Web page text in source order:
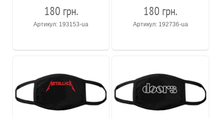
180 грн.
Артикул: 193153-ua
180 грн.
Артикул: 192736-ua